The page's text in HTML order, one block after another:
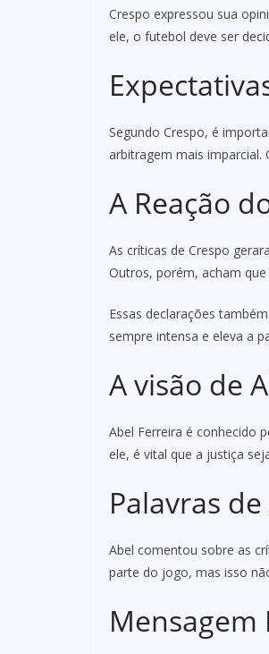
Crespo expressou sua
ele, o futebol deve ser
Segundo Crespo, é
arbitragem mais imparcial.
A Reação
As críticas de Crespo
Outros, porém, acham
Essas declarações
sempre intensa e eleva a
A visão de
Abel Ferreira é conhecido
ele, é vital que a justiça
Palavras
Abel comentou sobre as
parte do jogo, mas isso
Mensagem